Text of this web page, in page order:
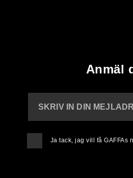
Anmäl
SKRIV IN DIN
Ja tack, jag vill få GAFFAs